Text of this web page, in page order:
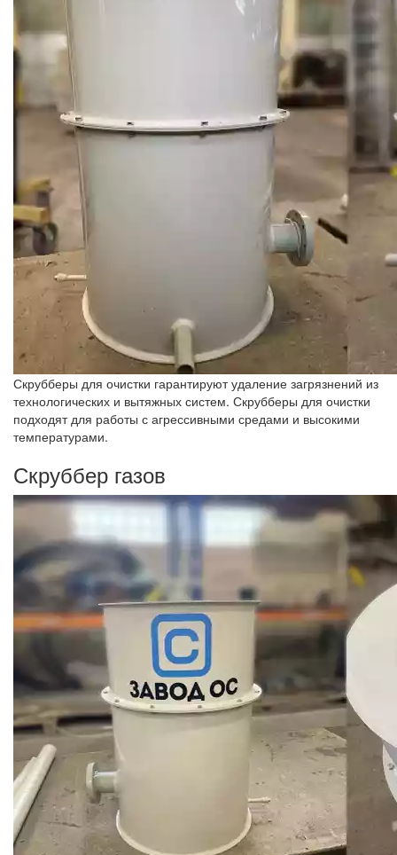
Скрубберы для очистки гарантируют удаление загрязнений из
технологических и вытяжных систем. Скрубберы для очистки
подходят для работы с агрессивными средами и высокими
температурами.
Скруббер газов